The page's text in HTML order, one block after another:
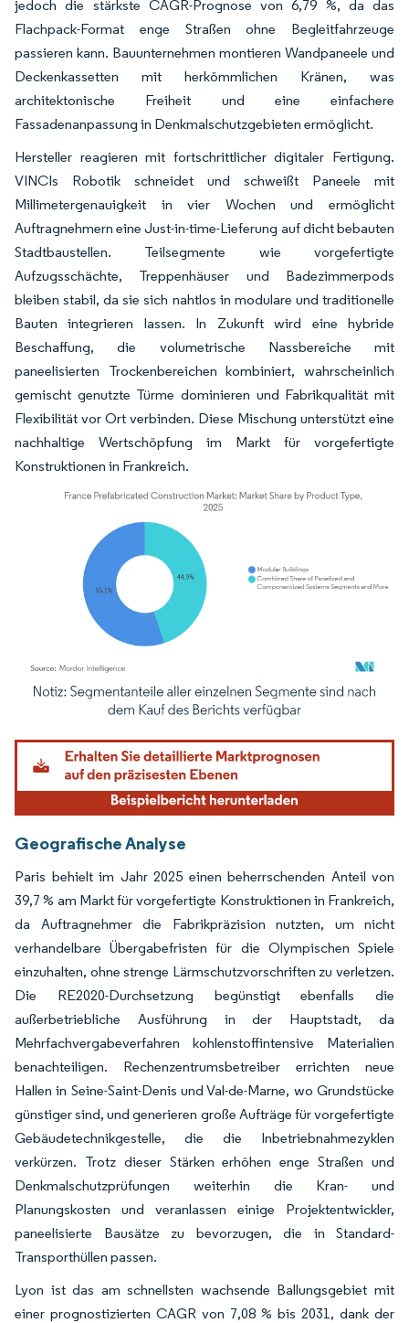
jedoch die stärkste CAGR-Prognose von 6,79 %, da das
Flachpack-Format enge Straßen ohne Begleitfahrzeuge
passieren kann. Bauunternehmen montieren Wandpaneele und
Deckenkassetten mit herkömmlichen Kränen, was
architektonische Freiheit und eine einfachere
Fassadenanpassung in Denkmalschutzgebieten ermöglicht.
Hersteller reagieren mit fortschrittlicher digitaler Fertigung.
VINCIs Robotik schneidet und schweißt Paneele mit
Millimetergenauigkeit in vier Wochen und ermöglicht
Auftragnehmern eine Just-in-time-Lieferung auf dicht bebauten
Stadtbaustellen. Teilsegmente wie vorgefertigte
Aufzugsschächte, Treppenhäuser und Badezimmerpods
bleiben stabil, da sie sich nahtlos in modulare und traditionelle
Bauten integrieren lassen. In Zukunft wird eine hybride
Beschaffung, die volumetrische Nassbereiche mit
paneelisierten Trockenbereichen kombiniert, wahrscheinlich
gemischt genutzte Türme dominieren und Fabrikqualität mit
Flexibilität vor Ort verbinden. Diese Mischung unterstützt eine
nachhaltige Wertschöpfung im Markt für vorgefertigte
Konstruktionen in Frankreich.
Bild © Mordor Intelligence. Wiederverwendung erfordert Namensnennung
Geografische Analyse
Paris behielt im Jahr 2025 einen beherrschenden Anteil von
39,7 % am Markt für vorgefertigte Konstruktionen in Frankreich,
da Auftragnehmer die Fabrikpräzision nutzten, um nicht
verhandelbare Übergabefristen für die Olympischen Spiele
einzuhalten, ohne strenge Lärmschutzvorschriften zu verletzen.
Die RE2020-Durchsetzung begünstigt ebenfalls die
außerbetriebliche Ausführung in der Hauptstadt, da
Mehrfachvergabeverfahren kohlenstoffintensive Materialien
benachteiligen. Rechenzentrumsbetreiber errichten neue
Hallen in Seine-Saint-Denis und Val-de-Marne, wo Grundstücke
günstiger sind, und generieren große Aufträge für vorgefertigte
Gebäudetechnikgestelle, die die Inbetriebnahmezyklen
verkürzen. Trotz dieser Stärken erhöhen enge Straßen und
Denkmalschutzprüfungen weiterhin die Kran- und
Planungskosten und veranlassen einige Projektentwickler,
paneelisierte Bausätze zu bevorzugen, die in Standard-
Transporthüllen passen.
Lyon ist das am schnellsten wachsende Ballungsgebiet mit
einer prognostizierten CAGR von 7,08 % bis 2031, dank der